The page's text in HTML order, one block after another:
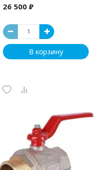
26 500 ₽
В корзину